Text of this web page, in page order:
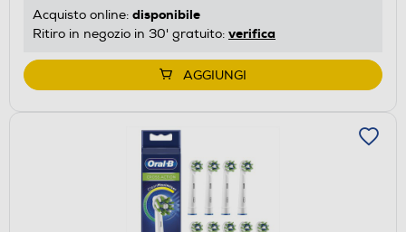
Acquisto online: disponibile
Ritiro in negozio in 30' gratuito: verifica
AGGIUNGI